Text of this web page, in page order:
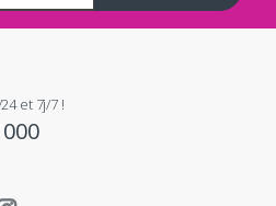
et 7j/7 !